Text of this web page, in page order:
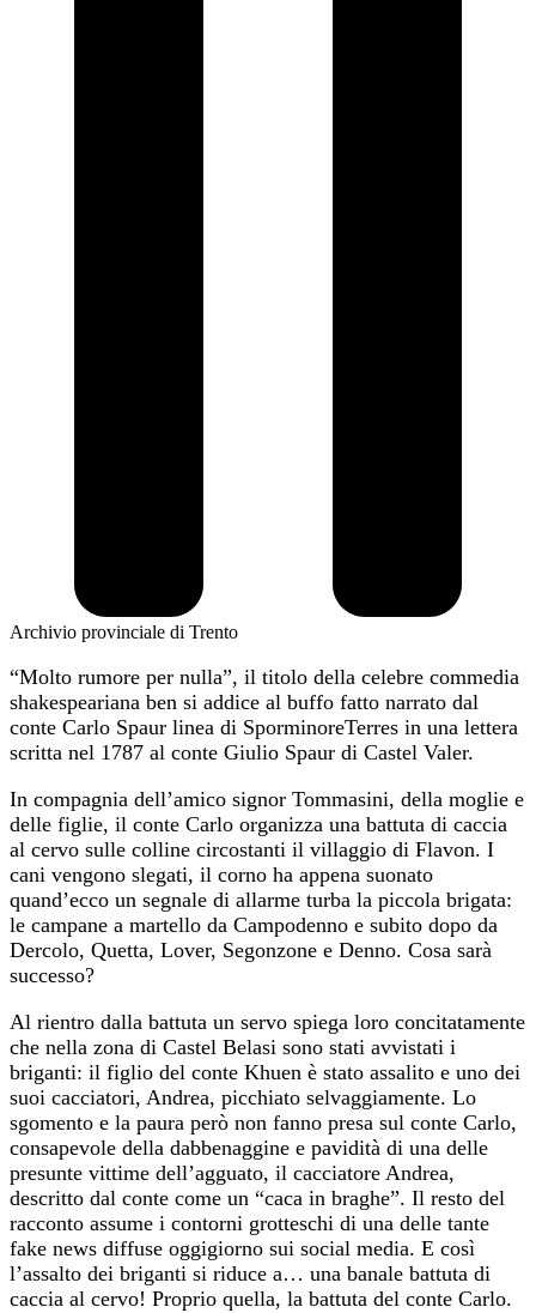
Archivio provinciale di Trento
“Molto rumore per nulla”, il titolo della celebre commedia
shakespeariana ben si addice al buffo fatto narrato dal
conte Carlo Spaur linea di SporminoreTerres in una lettera
scritta nel 1787 al conte Giulio Spaur di Castel Valer.
In compagnia dell’amico signor Tommasini, della moglie e
delle figlie, il conte Carlo organizza una battuta di caccia
al cervo sulle colline circostanti il villaggio di Flavon. I
cani vengono slegati, il corno ha appena suonato
quand’ecco un segnale di allarme turba la piccola brigata:
le campane a martello da Campodenno e subito dopo da
Dercolo, Quetta, Lover, Segonzone e Denno. Cosa sarà
successo?
Al rientro dalla battuta un servo spiega loro concitatamente
che nella zona di Castel Belasi sono stati avvistati i
briganti: il figlio del conte Khuen è stato assalito e uno dei
suoi cacciatori, Andrea, picchiato selvaggiamente. Lo
sgomento e la paura però non fanno presa sul conte Carlo,
consapevole della dabbenaggine e pavidità di una delle
presunte vittime dell’agguato, il cacciatore Andrea,
descritto dal conte come un “caca in braghe”. Il resto del
racconto assume i contorni grotteschi di una delle tante
fake news diffuse oggigiorno sui social media. E così
l’assalto dei briganti si riduce a… una banale battuta di
caccia al cervo! Proprio quella, la battuta del conte Carlo.